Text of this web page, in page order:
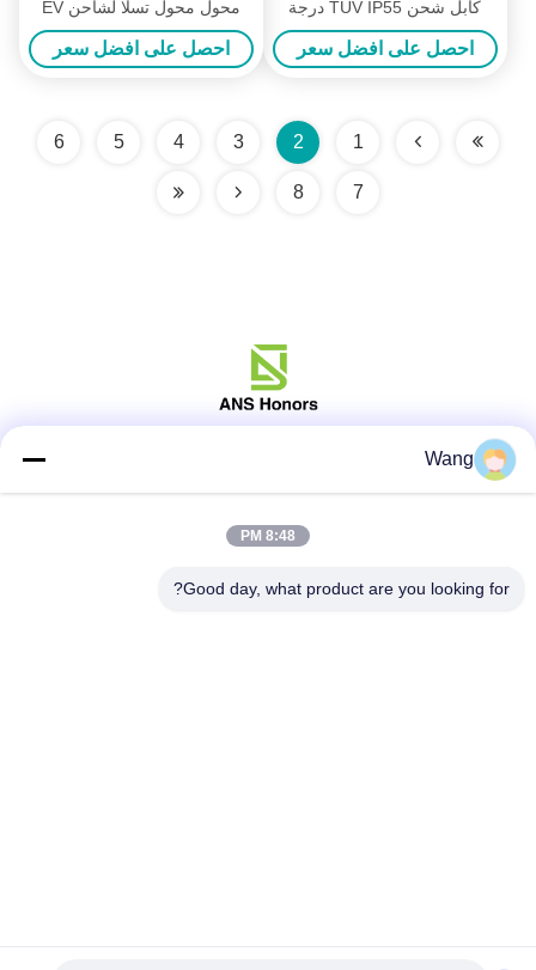
كابل شحن TUV IP55 درجة
مقاومة للماء
احصل على افضل سعر
محول محول تسلا لشاحن EV
احصل على افضل سعر
1
2
3
4
5
6
7
8
اتصال سريع
Wang
8:48 PM
Good day, what product are you looking for?